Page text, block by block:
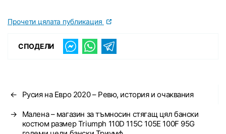
Прочети цялата публикация
СПОДЕЛИ
← Русия на Евро 2020 – Ревю, история и очаквания
→
Малена – магазин за тъмносин стягащ цял бански
костюм размер Triumph 110D 115C 105E 100F 95G